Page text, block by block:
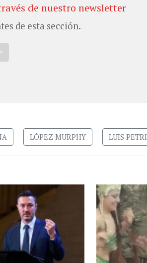
de nuestro newsletter
de esta sección.
LÓPEZ MURPHY LUIS PETRI